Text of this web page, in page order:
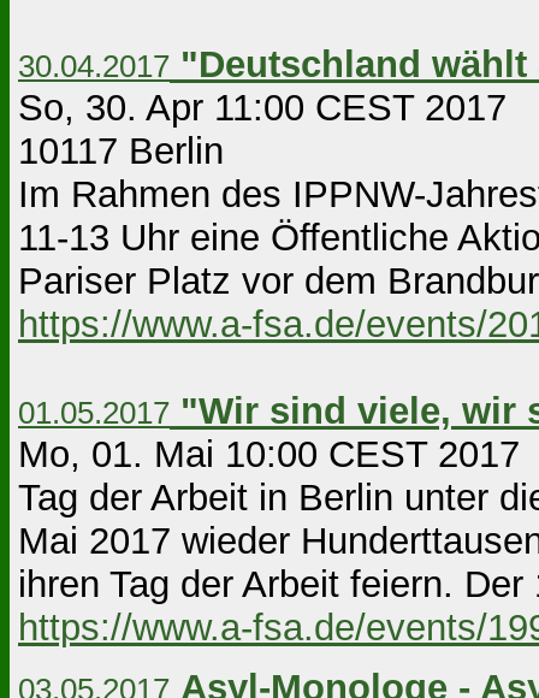
30.04.2017 "Deutschland
So, 30. Apr 11:00 CEST
10117 Berlin
Im Rahmen des IPPNW-
11-13 Uhr eine Öffentliche
Pariser Platz vor dem
https://www.a-fsa.de/events/
01.05.2017 "Wir sind viele, wir
Mo, 01. Mai 10:00 CEST
Tag der Arbeit in Berlin unter
Mai 2017 wieder
ihren Tag der Arbeit feiern. Der
https://www.a-fsa.de/events/
03.05.2017 Asyl-Monologe -